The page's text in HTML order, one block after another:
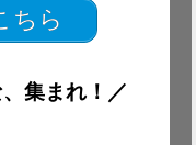
ちら
集まれ！／